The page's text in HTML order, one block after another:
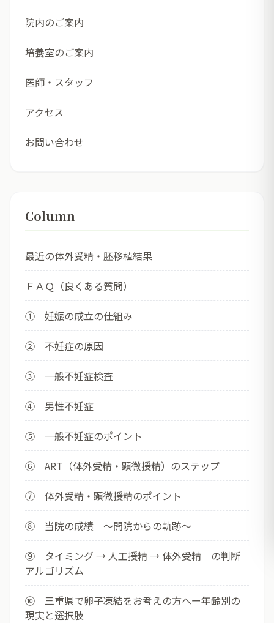
院内のご案内
培養室のご案内
医師・スタッフ
アクセス
お問い合わせ
Column
最近の体外受精・胚移植結果
ＦＡＱ（良くある質問）
① 妊娠の成立の仕組み
② 不妊症の原因
③ 一般不妊症検査
④ 男性不妊症
⑤ 一般不妊症のポイント
⑥ ART（体外受精・顕微授精）のステップ
⑦ 体外受精・顕微授精のポイント
⑧ 当院の成績 ～開院からの軌跡～
⑨ タイミング → 人工授精 → 体外受精 の判断
アルゴリズム
⑩ 三重県で卵子凍結をお考えの方へー年齢別の
現実と選択肢